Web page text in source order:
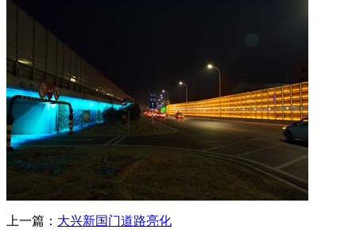
上一篇： 大兴新国门道路亮化